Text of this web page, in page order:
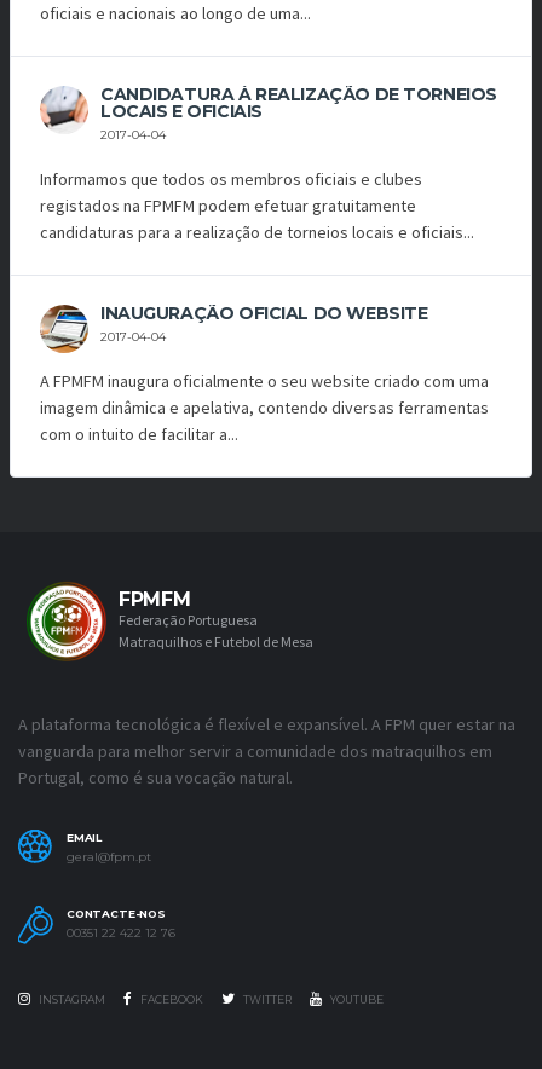
oficiais e nacionais ao longo de uma...
CANDIDATURA À REALIZAÇÃO DE TORNEIOS
LOCAIS E OFICIAIS
2017-04-04
Informamos que todos os membros oficiais e clubes
registados na FPMFM podem efetuar gratuitamente
candidaturas para a realização de torneios locais e oficiais...
INAUGURAÇÃO OFICIAL DO WEBSITE
2017-04-04
A FPMFM inaugura oficialmente o seu website criado com uma
imagem dinâmica e apelativa, contendo diversas ferramentas
com o intuito de facilitar a...
FPMFM
Federação Portuguesa
Matraquilhos e Futebol de Mesa
A plataforma tecnológica é flexível e expansível. A FPM quer estar na
vanguarda para melhor servir a comunidade dos matraquilhos em
Portugal, como é sua vocação natural.
EMAIL
geral@fpm.pt
CONTACTE-NOS
00351 22 422 12 76
INSTAGRAM FACEBOOK TWITTER YOUTUBE